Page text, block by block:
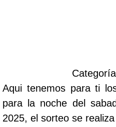
Aqui tenemos para ti
para la noche del
2025, el sorteo se